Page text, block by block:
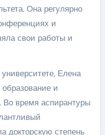
Она регулярно
и
свои работы и
Елена
и
Во время аспирантуры
докторскую степень